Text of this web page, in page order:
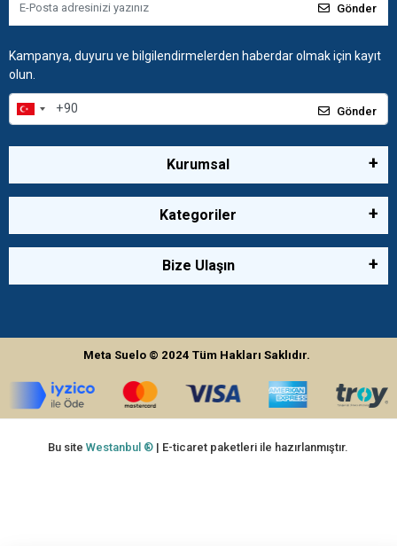
Gönder
Kampanya, duyuru ve bilgilendirmelerden haberdar olmak için kayıt
olun.
Gönder
Kurumsal
Kategoriler
Bize Ulaşın
Meta Suelo © 2024Tüm Hakları Saklıdır.
Bu siteWestanbul ® | E-ticaret paketleri ile hazırlanmıştır.